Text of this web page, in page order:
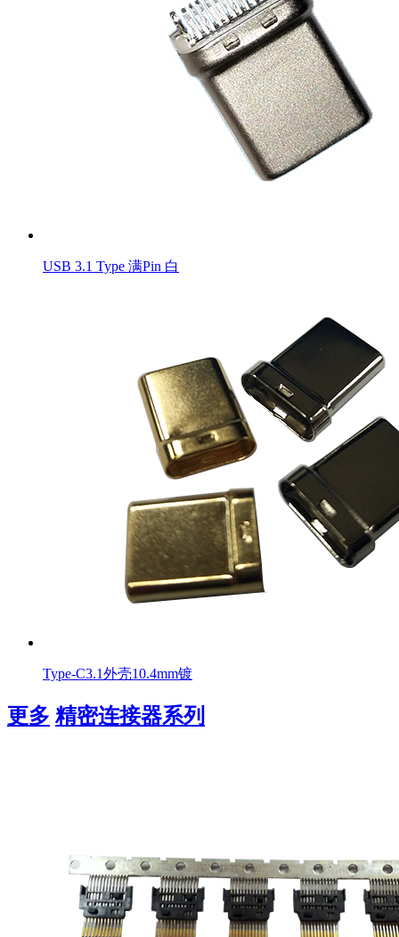
USB 3.1 Type 满Pin 白
Type-C3.1外壳10.4mm镀
更多 精密连接器系列